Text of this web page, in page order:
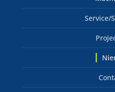
Service/